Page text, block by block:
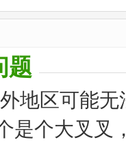
题
地区可能
是个大叉叉